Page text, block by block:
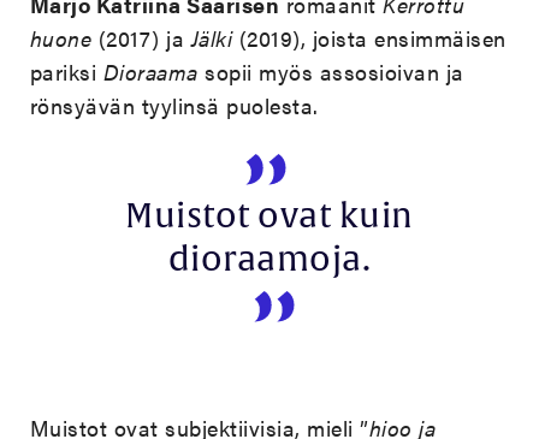
huone (2017) jaJälki(2019), joista ensimmäisen
pariksi Dioraama sopii myös assosioivan ja
rönsyävän tyylinsä puolesta.
Muistot ovat kuin
dioraamoja.
Muistot ovat subjektiivisia, mieli ”hioo ja